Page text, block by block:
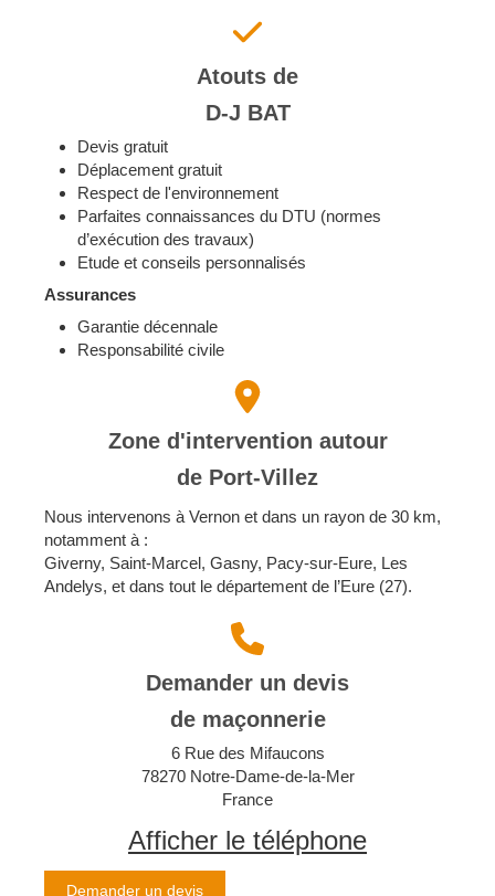
Atouts de
D-J BAT
Devis gratuit
Déplacement gratuit
Respect de l'environnement
Parfaites connaissances du DTU (normes
d’exécution des travaux)
Etude et conseils personnalisés
Assurances
Garantie décennale
Responsabilité civile
Zone d'intervention autour
de Port-Villez
Nous intervenons à Vernon et dans un rayon de 30 km,
notamment à :
Giverny, Saint-Marcel, Gasny, Pacy-sur-Eure, Les
Andelys, et dans tout le département de l’Eure (27).
Demander un devis
de maçonnerie
6 Rue des Mifaucons
78270 Notre-Dame-de-la-Mer
France
Afficher le téléphone
Demander un devis